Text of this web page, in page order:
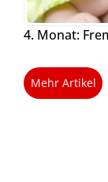
4. Monat:
Mehr Artikel